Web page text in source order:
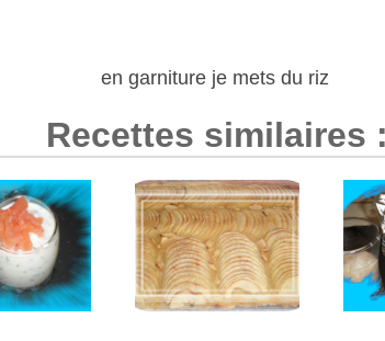
en garniture je mets du riz
Recettes similaires :